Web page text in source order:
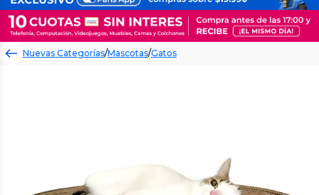
Nuevas Categorías/Mascotas/Gatos